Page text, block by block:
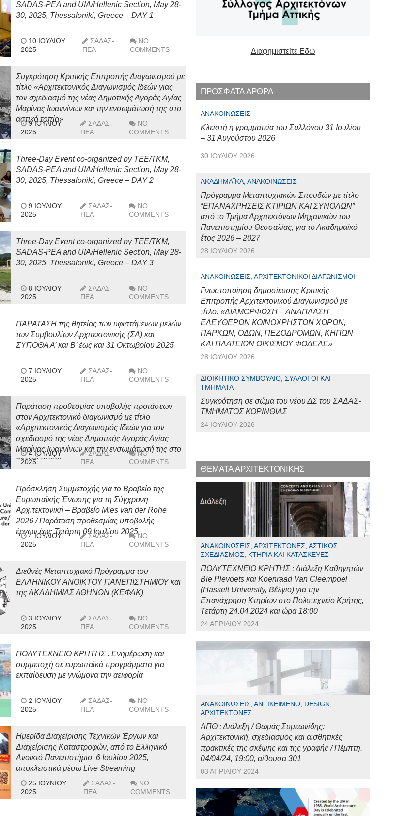
SADAS-PEA and UIA/Hellenic Section, May 28-
30, 2025, Thessaloniki, Greece – DAY 1
10 ΙΟΥΛΊΟΥ
2025
ΣΑΔΑΣ-
ΠΕΑ
NO
COMMENTS
Συγκρότηση Κριτικής Επιτροπής Διαγωνισμού με
τίτλο «Αρχιτεκτονικός Διαγωνισμός Ιδεών γιας
τον σχεδιασμό της νέας Δημοτικής Αγοράς Αγίας
Μαρίνας Ιωαννίνων και την ενσωμάτωσή της στο
αστικό τοπίο»
9 ΙΟΥΛΊΟΥ
2025
ΣΑΔΑΣ-
ΠΕΑ
NO
COMMENTS
Three-Day Event co-organized by TEE/TKM,
SADAS-PEA and UIA/Hellenic Section, May 28-
30, 2025, Thessaloniki, Greece – DAY 2
9 ΙΟΥΛΊΟΥ
2025
ΣΑΔΑΣ-
ΠΕΑ
NO
COMMENTS
Three-Day Event co-organized by TEE/TKM,
SADAS-PEA and UIA/Hellenic Section, May 28-
30, 2025, Thessaloniki, Greece – DAY 3
8 ΙΟΥΛΊΟΥ
2025
ΣΑΔΑΣ-
ΠΕΑ
NO
COMMENTS
ΠΑΡΑΤΑΣΗ της θητείας των υφιστάμενων μελών
των Συμβουλίων Αρχιτεκτονικής (ΣΑ) και
ΣΥΠΟΘΑ Α’ και Β’ έως και 31 Οκτωβρίου 2025
7 ΙΟΥΛΊΟΥ
2025
ΣΑΔΑΣ-
ΠΕΑ
NO
COMMENTS
Παράταση προθεσμίας υποβολής προτάσεων
στον Αρχιτεκτονικό διαγωνισμό με τίτλο
«Αρχιτεκτονικός Διαγωνισμός Ιδεών για τον
σχεδιασμό της νέας Δημοτικής Αγοράς Αγίας
Μαρίνας Ιωαννίνων και την ενσωμάτωσή της στο
αστικό τοπίο»
4 ΙΟΥΛΊΟΥ
2025
ΣΑΔΑΣ-
ΠΕΑ
NO
COMMENTS
Πρόσκληση Συμμετοχής για το Βραβείο της
Ευρωπαϊκής Ένωσης για τη Σύγχρονη
Αρχιτεκτονική – Βραβείο Mies van der Rohe
2026 / Παράταση προθεσμίας υποβολής
έργων έως Τετάρτη 09 Ιουλίου 2025
4 ΙΟΥΛΊΟΥ
2025
ΣΑΔΑΣ-
ΠΕΑ
NO
COMMENTS
Διεθνές Μεταπτυχιακό Πρόγραμμα του
ΕΛΛΗΝΙΚΟΥ ΑΝΟΙΚΤΟΥ ΠΑΝΕΠΙΣΤΗΜΙΟΥ και
της ΑΚΑΔΗΜΙΑΣ ΑΘΗΝΩΝ (ΚΕΦΑΚ)
3 ΙΟΥΛΊΟΥ
2025
ΣΑΔΑΣ-
ΠΕΑ
NO
COMMENTS
ΠΟΛΥΤΕΧΝΕΙΟ ΚΡΗΤΗΣ : Ενημέρωση και
συμμετοχή σε ευρωπαϊκά προγράμματα για
εκπαίδευση με γνώμονα την αειφορία
2 ΙΟΥΛΊΟΥ
2025
ΣΑΔΑΣ-
ΠΕΑ
NO
COMMENTS
Ημερίδα Διαχείρισης Τεχνικών Έργων και
Διαχείρισης Καταστροφών, από το Ελληνικό
Ανοικτό Πανεπιστήμιο, 6 Ιουλίου 2025,
αποκλειστικά μέσω Live Streaming
25 ΙΟΥΝΊΟΥ
2025
ΣΑΔΑΣ-
ΠΕΑ
NO
COMMENTS
Διαφημιστείτε Εδώ
ΠΡΟΣΦΑΤΑ ΑΡΘΡΑ
ΑΝΑΚΟΙΝΏΣΕΙΣ
Κλειστή η γραμματεία του Συλλόγου 31 Ιουλίου
– 31 Αυγούστου 2026
30 ΙΟΥΛΊΟΥ 2026
ΑΚΑΔΗΜΑΪΚΆ, ΑΝΑΚΟΙΝΏΣΕΙΣ
Πρόγραμμα Μεταπτυχιακών Σπουδών με τίτλο
“ΕΠΑΝΑΧΡΗΣΕΙΣ ΚΤΙΡΙΩΝ ΚΑΙ ΣΥΝΟΛΩΝ”
από το Τμήμα Αρχιτεκτόνων Μηχανικών του
Πανεπιστημίου Θεσσαλίας, για το Ακαδημαϊκό
έτος 2026 – 2027
28 ΙΟΥΛΊΟΥ 2026
ΑΝΑΚΟΙΝΏΣΕΙΣ, ΑΡΧΙΤΕΚΤΟΝΙΚΟΊ ΔΙΑΓΩΝΙΣΜΟΊ
Γνωστοποίηση δημοσίευσης Κριτικής
Επιτροπής Αρχιτεκτονικού Διαγωνισμού με
τίτλο: «ΔΙΑΜΟΡΦΩΣΗ – ΑΝΑΠΛΑΣΗ
ΕΛΕΥΘΕΡΩΝ ΚΟΙΝΟΧΡΗΣΤΩΝ ΧΩΡΩΝ,
ΠΑΡΚΩΝ, ΟΔΩΝ, ΠΕΖΟΔΡΟΜΩΝ, ΚΗΠΩΝ
ΚΑΙ ΠΛΑΤΕΙΩΝ ΟΙΚΙΣΜΟΥ ΦΟΔΕΛΕ»
28 ΙΟΥΛΊΟΥ 2026
ΔΙΟΙΚΗΤΙΚΌ ΣΥΜΒΟΎΛΙΟ, ΣΎΛΛΟΓΟΙ ΚΑΙ
ΤΜΉΜΑΤΑ
Συγκρότηση σε σώμα του νέου ΔΣ του ΣΑΔΑΣ-
ΤΜΗΜΑΤΟΣ ΚΟΡΙΝΘΙΑΣ
24 ΙΟΥΛΊΟΥ 2026
ΘΕΜΑΤΑ ΑΡΧΙΤΕΚΤΟΝΙΚΗΣ
ΑΝΑΚΟΙΝΏΣΕΙΣ, ΑΡΧΙΤΈΚΤΟΝΕΣ, ΑΣΤΙΚΌΣ
ΣΧΕΔΙΑΣΜΌΣ, ΚΤΉΡΙΑ ΚΑΙ ΚΑΤΑΣΚΕΥΈΣ
ΠΟΛΥΤΕΧΝΕΙΟ ΚΡΗΤΗΣ : Διάλεξη Καθηγητών
Bie Plevoets και Koenraad Van Cleempoel
(Hasselt University, Βέλγιο) για την
Επανάχρηση Κτηρίων στο Πολυτεχνείο Κρήτης,
Τετάρτη 24.04.2024 και ώρα 18:00
24 ΑΠΡΙΛΊΟΥ 2024
ΑΝΑΚΟΙΝΏΣΕΙΣ, ΑΝΤΙΚΕΊΜΕΝΟ, DESIGN,
ΑΡΧΙΤΈΚΤΟΝΕΣ
ΑΠΘ : Διάλεξη / Θωμάς Συμεωνίδης:
Αρχιτεκτονική, σχεδιασμός και αισθητικές
πρακτικές της σκέψης και της γραφής / Πέμπτη,
04/04/24, 19:00, αίθουσα 301
03 ΑΠΡΙΛΊΟΥ 2024